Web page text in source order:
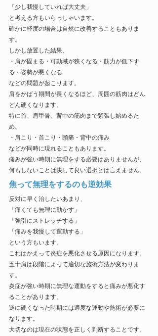
「少し我慢していれば大丈夫」
と考える方もいらっしゃいます。
確かに軽度の場合は自然に改善することもありま
す。
しかし放置した結果、
・肩が固まる・可動域が狭くなる・筋力が低下す
る・姿勢が悪くなる
などの問題が起こります。
肩をかばう期間が長くなるほど、周囲の筋肉はどん
どん硬くなります。
特に首、肩甲骨、背中の筋肉まで緊張し始めるた
め、
・肩こり・首こり・頭痛・背中の痛み
などが同時に現れることもあります。
痛みが強い時期に無理をする必要はありませんが、
何もしないことは決して良い選択とは言えません。
焦って無理をするのも逆効果
反対に早く治したいあまり、
「痛くても無理に動かす」
「強引にストレッチする」
「痛みを我慢して運動する」
という方もいます。
これはかえって炎症を悪化させる原因になります。
五十肩は段階によって適切な施術方法が変わりま
す。
炎症が強い時期に無理な運動をすると痛みが悪化す
ることがあります。
逆に硬くなった時期には適度な運動や施術が必要に
なります。
大切なのは現在の状態を正しく判断することです。